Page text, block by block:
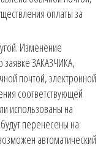
оплаты за
Изменение
заявке ЗАКАЗЧИКА,
почтой, электронной
соответствующей
использованы на
перенесены на
автоматический